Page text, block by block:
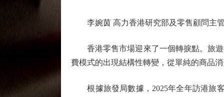
李婉茵 高力香港研究部及零售顧問主管
香港零售市場迎來了一個轉捩點。旅遊
費模式的出現結構性轉變，從單純的商品
根據旅發局數據，2025年全年訪港旅客